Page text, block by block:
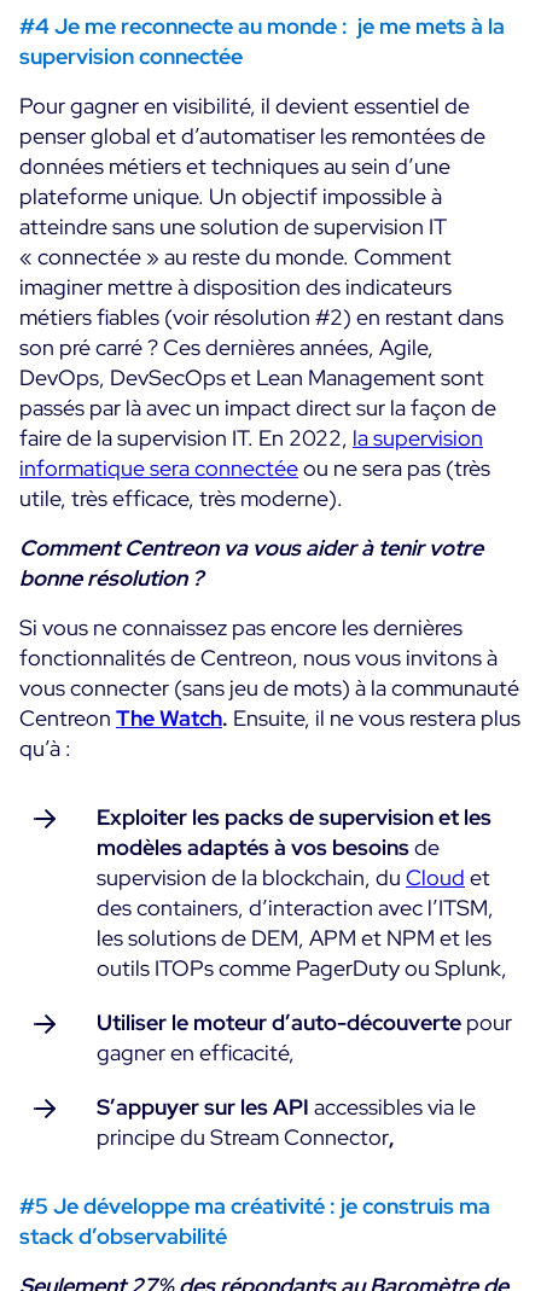
#4 Je me reconnecte au monde : je me mets à la
supervision connectée
Pour gagner en visibilité, il devient essentiel de
penser global et d’automatiser les remontées de
données métiers et techniques au sein d’une
plateforme unique. Un objectif impossible à
atteindre sans une solution de supervision IT
« connectée » au reste du monde. Comment
imaginer mettre à disposition des indicateurs
métiers fiables (voir résolution #2) en restant dans
son pré carré ? Ces dernières années, Agile,
DevOps, DevSecOps et Lean Management sont
passés par là avec un impact direct sur la façon de
faire de la supervision IT. En 2022, la supervision
informatique sera connectéeou ne sera pas (très
utile, très efficace, très moderne).
Comment Centreon va vous aider à tenir votre
bonne résolution ?
Si vous ne connaissez pas encore les dernières
fonctionnalités de Centreon, nous vous invitons à
vous connecter (sans jeu de mots) à la communauté
Centreon The Watch. Ensuite, il ne vous restera plus
qu’à :
Exploiter les packs de supervision et les
modèles adaptés à vos besoinsde
supervision de la blockchain, du Cloud et
des containers, d’interaction avec l’ITSM,
les solutions de DEM, APM et NPM et les
outils ITOPs comme PagerDuty ou Splunk,
Utiliser le moteur d’auto-découverte pour
gagner en efficacité,
S’appuyer sur les API accessibles via le
principe du Stream Connector,
#5 Je développe ma créativité : je construis ma
stack d’observabilité